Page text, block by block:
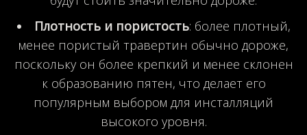
Плотность и пористость: более плотный,
менее пористый травертин обычно дороже,
поскольку он более крепкий и менее склонен
к образованию пятен, что делает его
популярным выбором для инсталляций
высокого уровня.